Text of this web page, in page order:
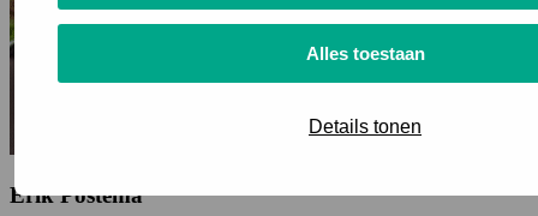
Alles toestaan
Details tonen
Erik Postema